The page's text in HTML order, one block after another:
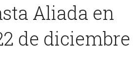
Aliada en
de diciembre